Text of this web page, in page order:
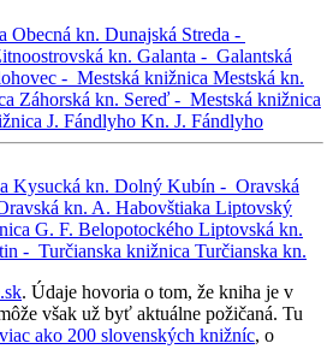
Obecná kn. Dunajská Streda -
kn. Galanta - Galantská
- Mestská knižnica Mestská kn.
Záhorská kn. Sereď - Mestská knižnica
J. Fándlyho Kn. J. Fándlyho
Kysucká kn. Dolný Kubín - Oravská
kn. A. Habovštiaka Liptovský
G. F. Belopotockého Liptovská kn.
- Turčianska knižnica Turčianska kn.
. Údaje hovoria o tom, že kniha je v
však už byť aktuálne požičaná. Tu
ako 200 slovenských knižníc, o